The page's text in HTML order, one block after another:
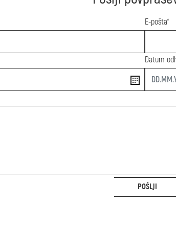
E-pošta*
Datum
end
POŠLJI